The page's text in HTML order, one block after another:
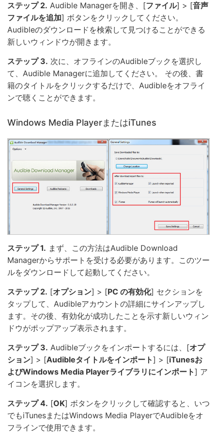
ステップ 2. Audible Managerを開き、[ファイル] > [音声
ファイルを追加] ボタンをクリックしてください。
Audibleのダウンロードを検索して見つけることができる
新しいウィンドウが開きます。
ステップ 3. 次に、オフラインのAudibleブックを選択し
て、Audible Managerに追加してください。 その後、書
籍のタイトルをクリックするだけで、Audibleをオフライ
ンで聴くことができます。
Windows Media PlayerまたはiTunes
ステップ 1. まず、この方法はAudible Download
Managerからサポートを受ける必要があります。このツー
ルをダウンロードして起動してください。
ステップ 2. [オプション] > [PC の有効化] セクションを
タップして、Audibleアカウントの詳細にサインアップし
ます。その後、有効化が成功したことを示す新しいウィン
ドウがポップアップ表示されます。
ステップ 3. Audibleブックをインポートするには、[オプ
ション] > [Audibleタイトルをインポート] > [iTunesお
よびWindows Media Playerライブラリにインポート] ア
イコンを選択します。
ステップ 4. [OK] ボタンをクリックして確認すると、いつ
でもiTunesまたはWindows Media PlayerでAudibleをオ
フラインで使用できます。